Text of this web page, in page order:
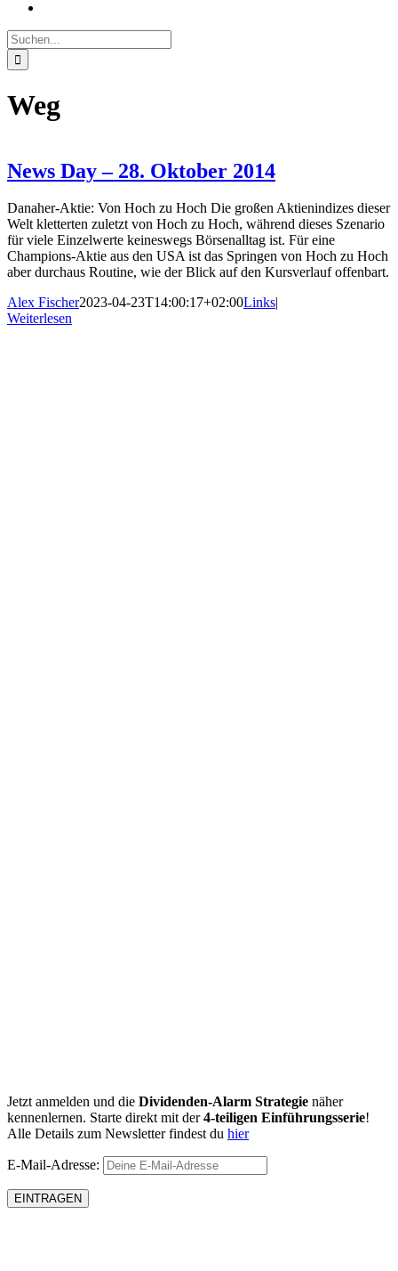
Suche
nach:
Weg
News Day – 28. Oktober 2014
Danaher-Aktie: Von Hoch zu Hoch Die großen Aktienindizes dieser
Welt kletterten zuletzt von Hoch zu Hoch, während dieses Szenario
für viele Einzelwerte keineswegs Börsenalltag ist. Für eine
Champions-Aktie aus den USA ist das Springen von Hoch zu Hoch
aber durchaus Routine, wie der Blick auf den Kursverlauf offenbart.
Alex Fischer2023-04-23T14:00:17+02:00Links|
Weiterlesen
Jetzt anmelden und die Dividenden-Alarm Strategie näher
kennenlernen. Starte direkt mit der4-teiligen Einführungsserie!
Alle Details zum Newsletter findest du hier
E-Mail-Adresse: